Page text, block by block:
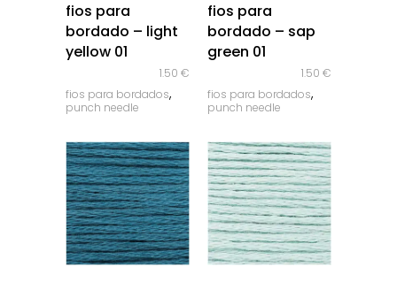
fios para
bordado – light
yellow 01
1.50 €
fios para bordados,
punch needle
fios para
bordado – sap
green 01
1.50 €
fios para bordados,
punch needle